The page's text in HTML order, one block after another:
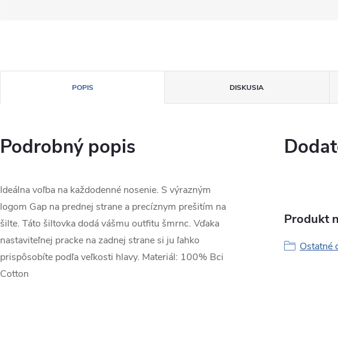
POPIS DISKUSIA
Podrobný popis
Ideálna voľba na každodenné nosenie. S výrazným
logom Gap na prednej strane a precíznym prešitím na
šilte. Táto šiltovka dodá vášmu outfitu šmrnc. Vďaka
nastaviteľnej pracke na zadnej strane si ju ľahko
prispôsobíte podľa veľkosti hlavy. Materiál: 100% Bci
Cotton
Produkt
Ostatné